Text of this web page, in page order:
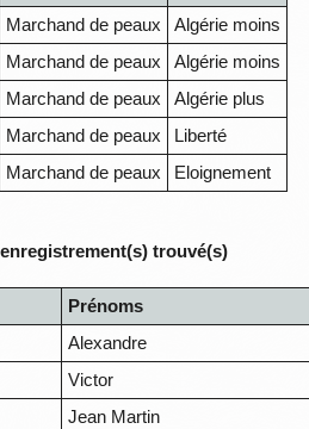
Marchand de peaux
Algérie moins
Marchand de peaux
Algérie moins
Marchand de peaux
Algérie plus
Marchand de peaux
Liberté
Marchand de peaux Eloignement
trouvé(s)
Prénoms
Alexandre
Victor
Jean Martin